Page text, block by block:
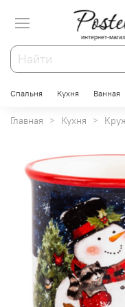
интернет-
Спальня Кухня Ванная
Главная Кухня